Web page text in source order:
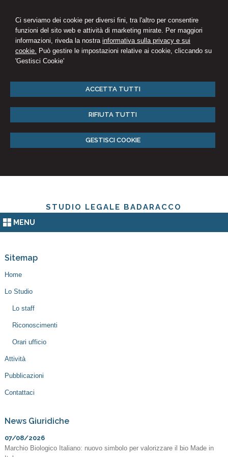
Ci serviamo dei cookie per diversi fini, tra l'altro per consentire
funzioni del sito web e attività di marketing mirate. Per maggiori
informazioni, riveda la nostra informativa sulla privacy e sui
cookie. Può gestire le impostazioni relative ai cookie, cliccando su
'Gestisci Cookie'
ACCETTA TUTTI
RIFIUTA TUTTI
GESTISCI COOKIE
STUDIO LEGALE BADARACCO
MENU
Sitemap
Home
Lo Studio
Lo staff
Riconoscimenti
Orari ufficio
Attività
Pubblicazioni
Contattaci
News Giuridiche
07/08/2026
Marchio Biologico Italiano: nuovo simbolo per valorizzare il bio Made in